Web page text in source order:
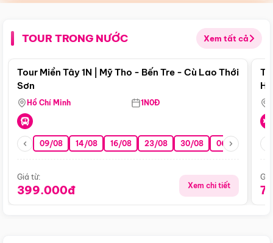
TOUR TRONG NƯỚC Xem tất cả
Điểm nổi bật
Tour Miền Tây 1N | Mỹ Tho - Bến Tre - Cù Lao Thới
Sơn
Hồ Chí Minh 1N0Đ
09/08 14/08 16/08 23/08 30/08 06/09 13/09
Giá từ:
399.000đ Xem chi tiết